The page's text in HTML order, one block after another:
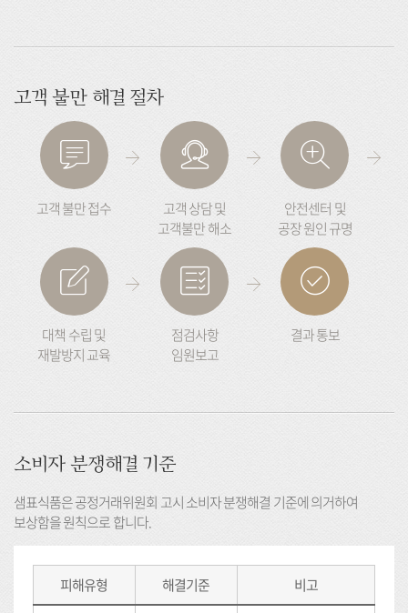
고객 불만 해결 절차
고객 불만 접수
고객 상담 및
고객불만 해소
안전센터 및
공장 원인 규명
대책 수립 및
재발방지 교육
점검사항
임원보고
결과 통보
소비자 분쟁해결 기준
샘표식품은 공정거래위원회 고시 소비자 분쟁해결 기준에 의거하여
보상함을 원칙으로 합니다.
피해유형 해결기준
비고